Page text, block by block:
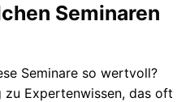
Seminaren
Seminare so wertvoll?
zu Expertenwissen, das oft